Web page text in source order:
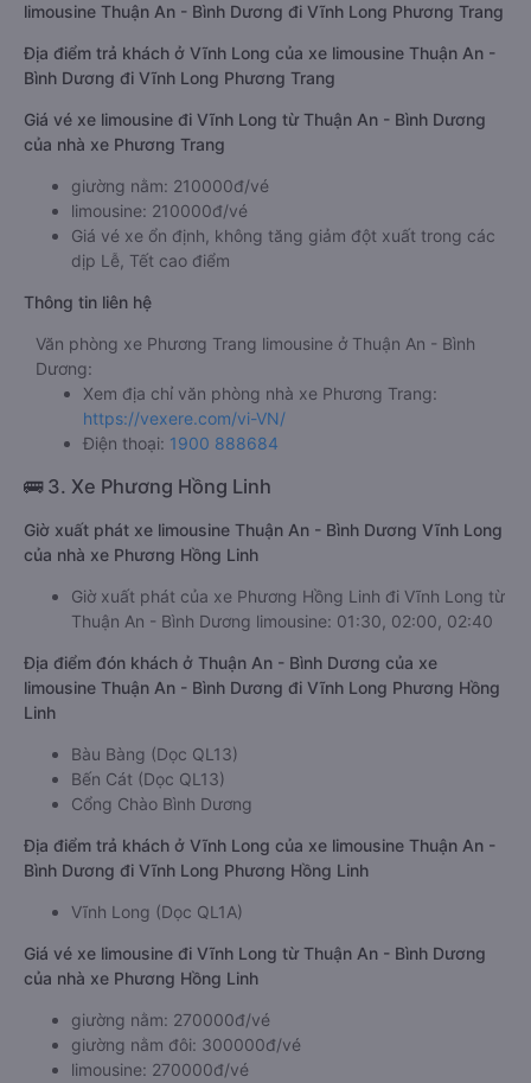
limousine Thuận An - Bình Dương đi Vĩnh Long Phương Trang
Địa điểm trả khách ở Vĩnh Long của xe limousine Thuận An -
Bình Dương đi Vĩnh Long Phương Trang
Giá vé xe limousine đi Vĩnh Long từ Thuận An - Bình Dương
của nhà xe Phương Trang
giường nằm: 210000đ/vé
limousine: 210000đ/vé
Giá vé xe ổn định, không tăng giảm đột xuất trong các
dịp Lễ, Tết cao điểm
Thông tin liên hệ
Văn phòng xe Phương Trang limousine ở Thuận An - Bình
Dương:
Xem địa chỉ văn phòng nhà xe Phương Trang:
https://vexere.com/vi-VN/
Điện thoại: 1900 888684
🚌 3. Xe Phương Hồng Linh
Giờ xuất phát xe limousine Thuận An - Bình Dương Vĩnh Long
của nhà xe Phương Hồng Linh
Giờ xuất phát của xe Phương Hồng Linh đi Vĩnh Long từ
Thuận An - Bình Dương limousine: 01:30, 02:00, 02:40
Địa điểm đón khách ở Thuận An - Bình Dương của xe
limousine Thuận An - Bình Dương đi Vĩnh Long Phương Hồng
Linh
Bàu Bàng (Dọc QL13)
Bến Cát (Dọc QL13)
Cổng Chào Bình Dương
Địa điểm trả khách ở Vĩnh Long của xe limousine Thuận An -
Bình Dương đi Vĩnh Long Phương Hồng Linh
Vĩnh Long (Dọc QL1A)
Giá vé xe limousine đi Vĩnh Long từ Thuận An - Bình Dương
của nhà xe Phương Hồng Linh
giường nằm: 270000đ/vé
giường nằm đôi: 300000đ/vé
limousine: 270000đ/vé